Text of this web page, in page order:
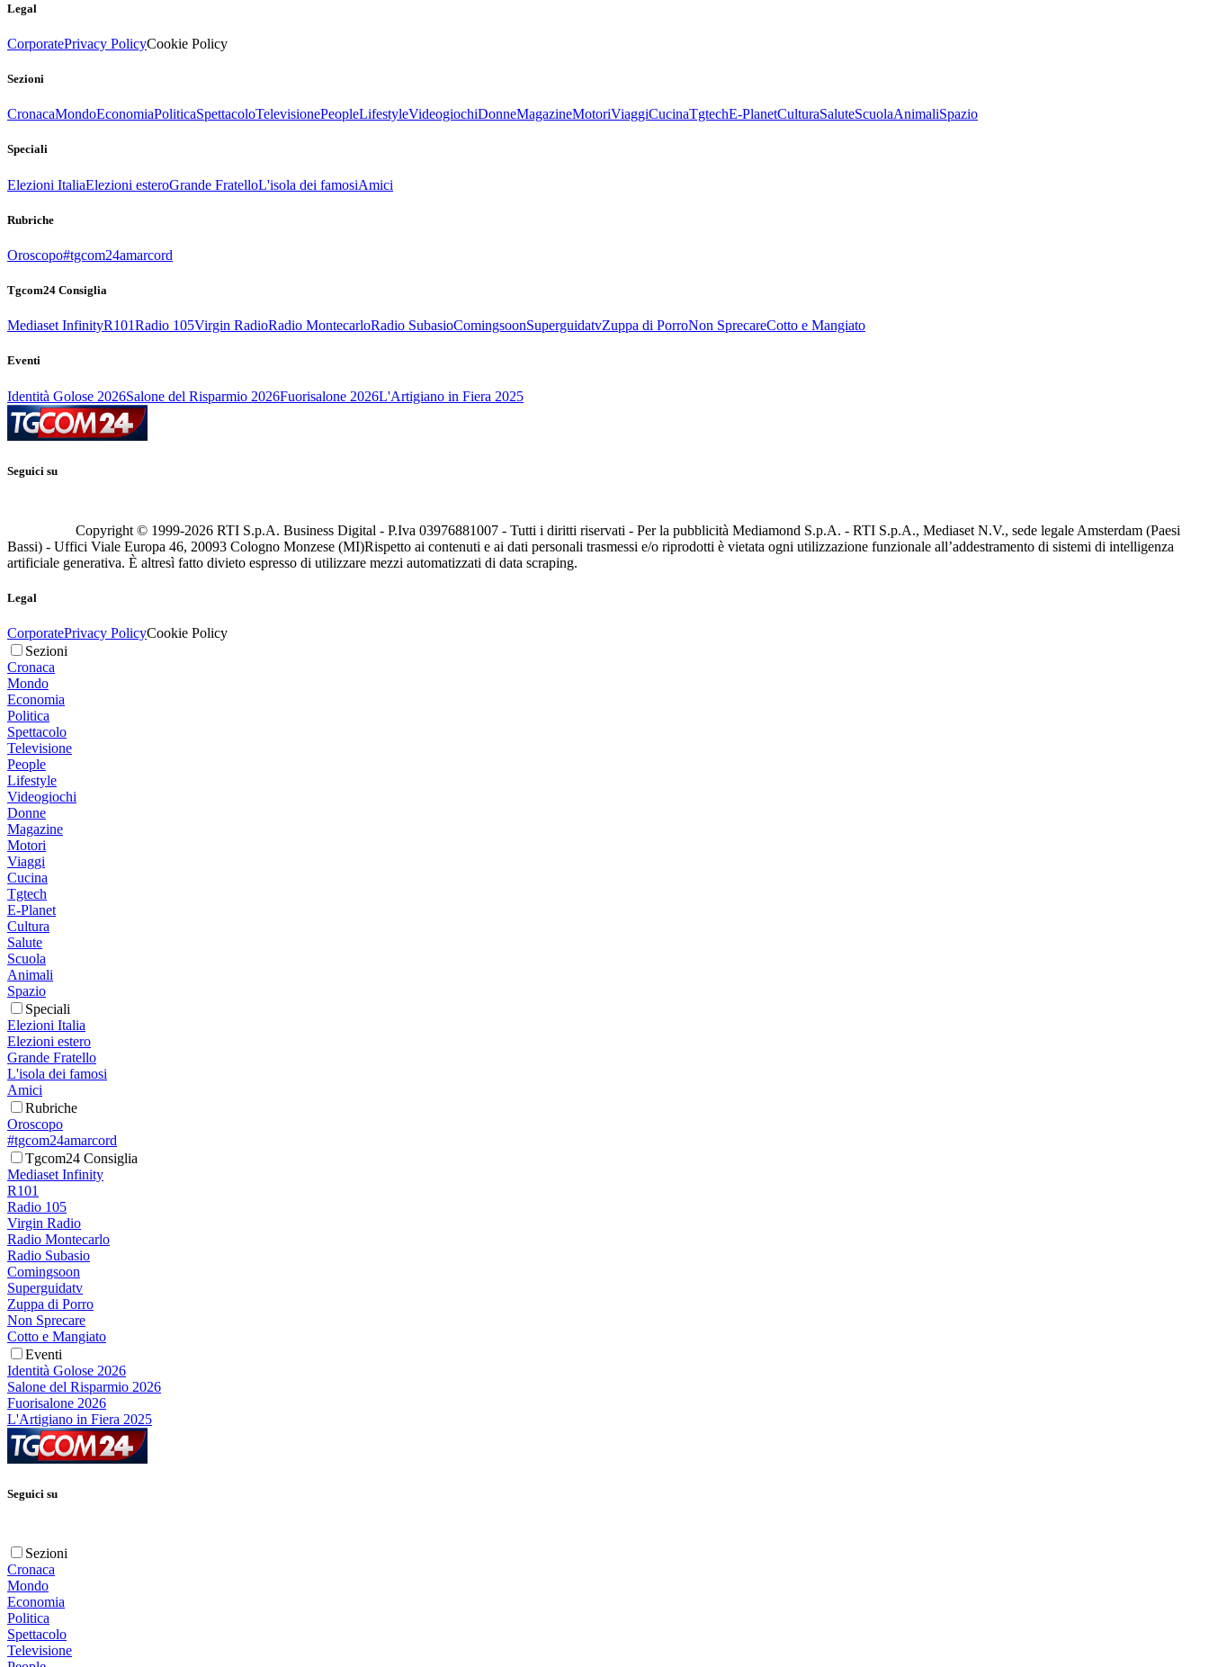
Legal
CorporatePrivacy PolicyCookie Policy
Sezioni
CronacaMondoEconomiaPoliticaSpettacoloTelevisionePeopleLifestyleVideogiochiDonneMagazineMotoriViaggiCucinaTgtechE-PlanetCulturaSaluteScuolaAnimaliSpazio
Speciali
Elezioni ItaliaElezioni esteroGrande FratelloL'isola dei famosiAmici
Rubriche
Oroscopo#tgcom24amarcord
Tgcom24 Consiglia
Mediaset InfinityR101Radio 105Virgin RadioRadio MontecarloRadio SubasioComingsoonSuperguidatvZuppa di PorroNon SprecareCotto e Mangiato
Eventi
Identità Golose 2026Salone del Risparmio 2026Fuorisalone 2026L'Artigiano in Fiera 2025
Seguici su
Copyright © 1999-2026 RTI S.p.A. Business Digital - P.Iva 03976881007 - Tutti i diritti riservati - Per la pubblicità Mediamond S.p.A. - RTI S.p.A., Mediaset N.V., sede legale Amsterdam (Paesi
Bassi) - Uffici Viale Europa 46, 20093 Cologno Monzese (MI)Rispetto ai contenuti e ai dati personali trasmessi e/o riprodotti è vietata ogni utilizzazione funzionale all’addestramento di sistemi di intelligenza
artificiale generativa. È altresì fatto divieto espresso di utilizzare mezzi automatizzati di data scraping.
Legal
CorporatePrivacy PolicyCookie Policy
Sezioni
Cronaca
Mondo
Economia
Politica
Spettacolo
Televisione
People
Lifestyle
Videogiochi
Donne
Magazine
Motori
Viaggi
Cucina
Tgtech
E-Planet
Cultura
Salute
Scuola
Animali
Spazio
Speciali
Elezioni Italia
Elezioni estero
Grande Fratello
L'isola dei famosi
Amici
Rubriche
Oroscopo
#tgcom24amarcord
Tgcom24 Consiglia
Mediaset Infinity
R101
Radio 105
Virgin Radio
Radio Montecarlo
Radio Subasio
Comingsoon
Superguidatv
Zuppa di Porro
Non Sprecare
Cotto e Mangiato
Eventi
Identità Golose 2026
Salone del Risparmio 2026
Fuorisalone 2026
L'Artigiano in Fiera 2025
Seguici su
Sezioni
Cronaca
Mondo
Economia
Politica
Spettacolo
Televisione